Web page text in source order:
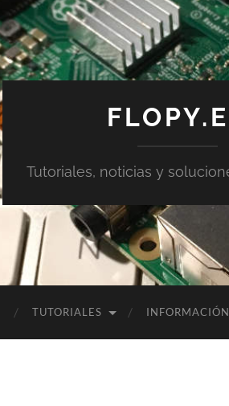
Tutoriales, noticias y
TUTORIALES